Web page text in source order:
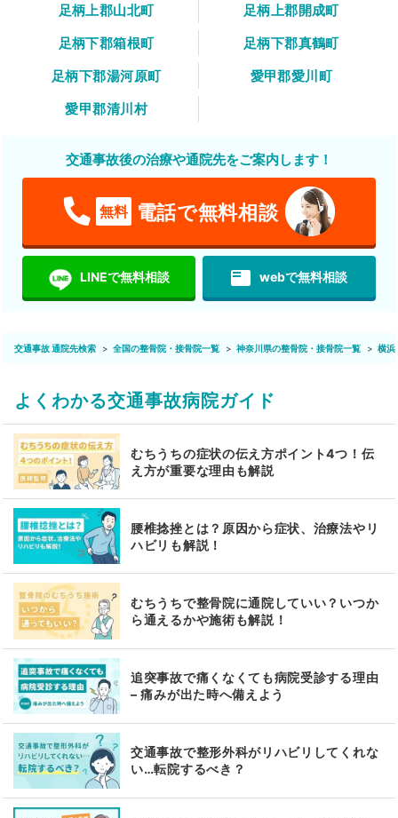
足柄上郡山北町
足柄上郡開成町
足柄下郡箱根町
足柄下郡真鶴町
足柄下郡湯河原町
愛甲郡愛川町
愛甲郡清川村
交通事故後の治療や通院先をご案内します！
無料 電話で無料相談
LINEで無料相談 featured_play_list webで無料相談
交通事故 通院先検索 全国の整骨院・接骨院一覧 神奈川県の整骨院・接骨院一覧 横浜
よくわかる交通事故病院ガイド
むちうちの症状の伝え方ポイント4つ！伝
え方が重要な理由も解説
腰椎捻挫とは？原因から症状、治療法やリ
ハビリも解説！
むちうちで整骨院に通院していい？いつか
ら通えるかや施術も解説！
追突事故で痛くなくても病院受診する理由
– 痛みが出た時へ備えよう
交通事故で整形外科がリハビリしてくれな
い…転院するべき？